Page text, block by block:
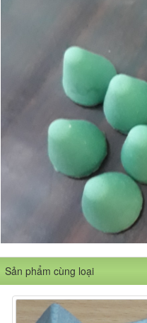
Sản phẩm cùng loại